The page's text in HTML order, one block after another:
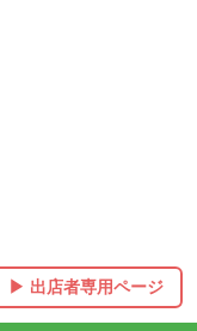
▶︎ 出店者専用ページ